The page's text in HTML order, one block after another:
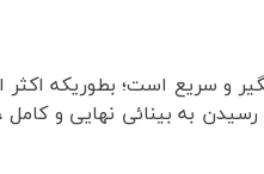
و سریع است؛ بطوریکه اکثر
رسیدن به بینائی نهایی و